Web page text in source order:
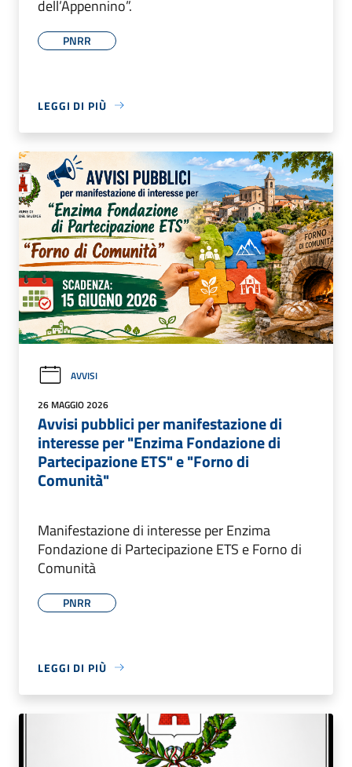
dell’Appennino”.
PNRR
LEGGI DI PIÙ
AVVISI
26 MAGGIO 2026
Avvisi pubblici per manifestazione di
interesse per "Enzima Fondazione di
Partecipazione ETS" e "Forno di
Comunità"
Manifestazione di interesse per Enzima
Fondazione di Partecipazione ETS e Forno di
Comunità
PNRR
LEGGI DI PIÙ